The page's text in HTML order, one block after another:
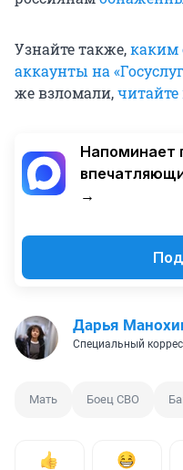
Узнайте также,каким
аккаунты на
же взломали,
Напоминает
→
Дарья
Специальный
Мать Боец СВО